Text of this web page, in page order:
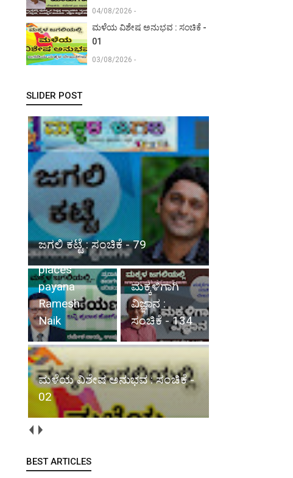
04/08/2026 -
ಮಳೆಯ ವಿಶೇಷ ಅನುಭವ : ಸಂಚಿಕೆ -
01
03/08/2026 -
SLIDER POST
ಜಗಲಿ ಕಟ್ಟೆ : ಸಂಚಿಕೆ - 79
ಪಯಣ :
ಸಂಚಿಕೆ - 105
(ಬನ್ನಿ ಪ್ರವಾಸ
ಹೋಗೋಣ)
tourist
places
payana
Ramesh
Naik
ಮಕ್ಕಳಿಗಾಗಿ
ವಿಜ್ಞಾನ :
ಸಂಚಿಕೆ - 134
ಮಳೆಯ ವಿಶೇಷ ಅನುಭವ : ಸಂಚಿಕೆ -
02
BEST ARTICLES